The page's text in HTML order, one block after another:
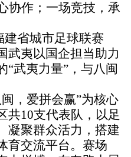
协作；一场竞技，承
建省城市足球联赛
武夷以国企担当助力
“武夷力量”，与八闽
，爱拼会赢”为核心
共10支代表队，以足
凝聚群众活力，搭建
育交流平台。赛场